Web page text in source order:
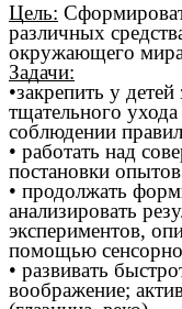
Цель:
различных
окружающего
Задачи:
•закрепить у
тщательного
соблюдении
• работать над
постановки
• продолжать
анализировать
экспериментов,
помощью
• развивать
воображение;